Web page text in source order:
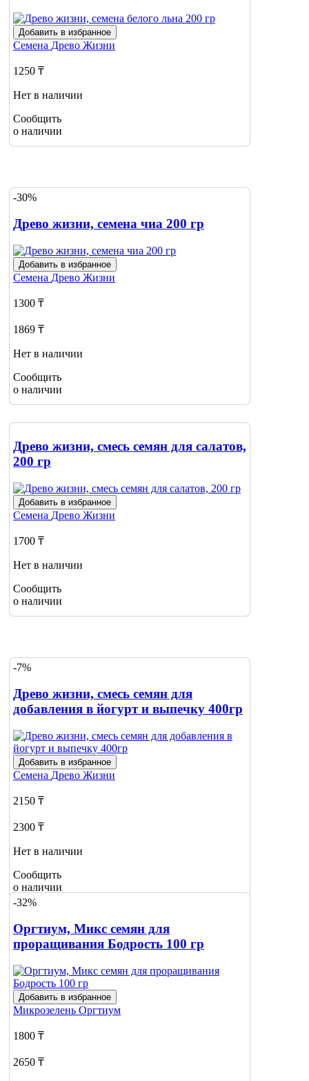
Добавить в избранное
Семена Древо Жизни
1250 ₸
Нет в наличии
Сообщить
о наличии
-30%
Древо жизни, семена чиа 200 гр
Добавить в избранное
Семена Древо Жизни
1300 ₸
1869 ₸
Нет в наличии
Сообщить
о наличии
Древо жизни, смесь семян для салатов,
200 гр
Добавить в избранное
Семена Древо Жизни
1700 ₸
Нет в наличии
Сообщить
о наличии
-7%
Древо жизни, смесь семян для
добавления в йогурт и выпечку 400гр
Добавить в избранное
Семена Древо Жизни
2150 ₸
2300 ₸
Нет в наличии
Сообщить
о наличии
-32%
Оргтиум, Микс семян для
проращивания Бодрость 100 гр
Добавить в избранное
Микрозелень Оргтиум
1800 ₸
2650 ₸